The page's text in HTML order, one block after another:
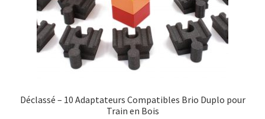
Déclassé – 10 Adaptateurs Compatibles Brio Duplo pour
Train en Bois